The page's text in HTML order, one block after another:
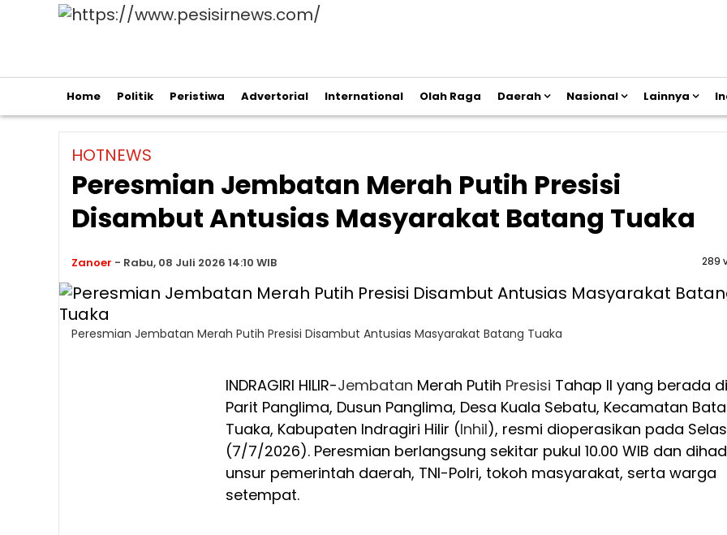
Home Politik Peristiwa Advertorial International Olah Raga Daerah Nasional Lainnya
HOTNEWS
Peresmian Jembatan Merah Putih Presisi
Disambut Antusias Masyarakat Batang Tuaka
Zanoer - Rabu, 08 Juli 2026 14:10 WIB 289
Peresmian Jembatan Merah Putih Presisi Disambut Antusias Masyarakat Batang Tuaka
INDRAGIRI HILIR-Jembatan Merah Putih Presisi Tahap II yang berada di
Parit Panglima, Dusun Panglima, Desa Kuala Sebatu, Kecamatan
Tuaka, Kabupaten Indragiri Hilir (Inhil), resmi dioperasikan pada
(7/7/2026). Peresmian berlangsung sekitar pukul 10.00 WIB dan
unsur pemerintah daerah, TNI-Polri, tokoh masyarakat, serta warga
setempat.